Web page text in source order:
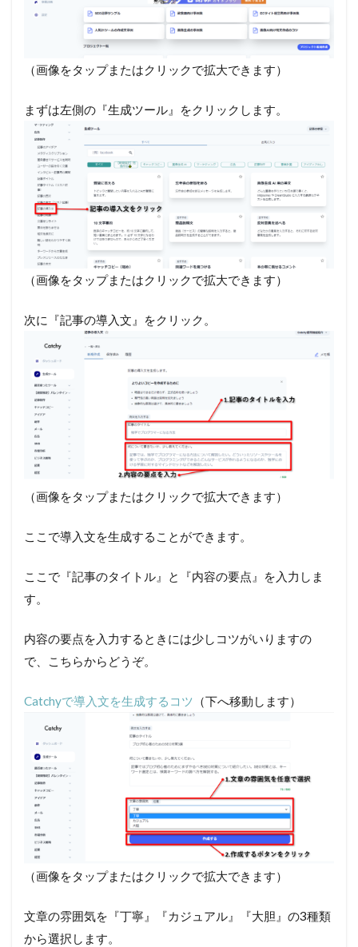
（画像をタップまたはクリックで拡大できます）
まずは左側の『生成ツール』をクリックします。
（画像をタップまたはクリックで拡大できます）
次に『記事の導入文』をクリック。
（画像をタップまたはクリックで拡大できます）
ここで導入文を生成することができます。
ここで『記事のタイトル』と『内容の要点』を入力しま
す。
内容の要点を入力するときには少しコツがいりますの
で、こちらからどうぞ。
Catchyで導入文を生成するコツ （下へ移動します）
（画像をタップまたはクリックで拡大できます）
文章の雰囲気を『丁寧』『カジュアル』『大胆』の3種類
から選択します。